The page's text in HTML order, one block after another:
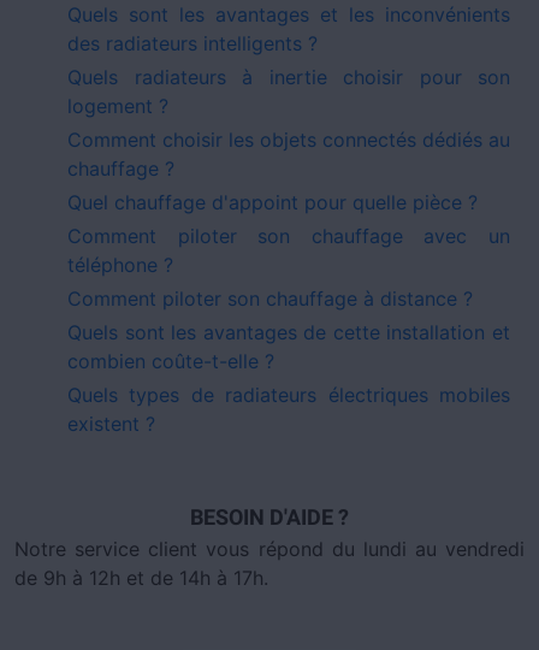
Quels sont les avantages et les inconvénients
des radiateurs intelligents ?
Quels radiateurs à inertie choisir pour son
logement ?
Comment choisir les objets connectés dédiés au
chauffage ?
Quel chauffage d'appoint pour quelle pièce ?
Comment piloter son chauffage avec un
téléphone ?
Comment piloter son chauffage à distance ?
Quels sont les avantages de cette installation et
combien coûte-t-elle ?
Quels types de radiateurs électriques mobiles
existent ?
BESOIN D'AIDE ?
Notre service client vous répond du lundi au vendredi
de 9h à 12h et de 14h à 17h.